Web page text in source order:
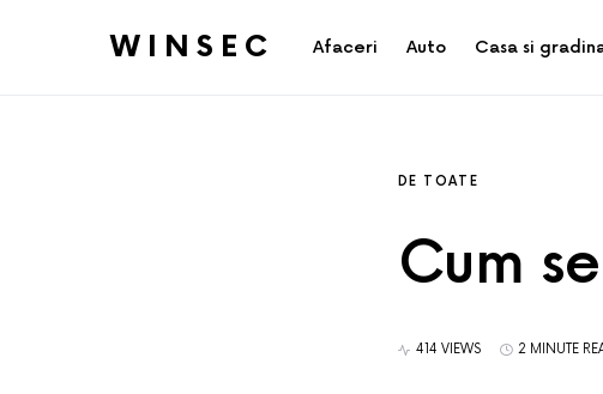
WINSEC Afaceri Auto Casa si
DE TOATE
Cum
414 VIEWS 2 MINUTE